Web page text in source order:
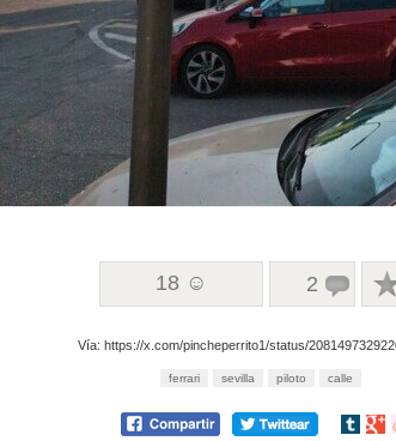
18 ☺ 2
Vía: https://x.com/pincheperrito1/status/
ferrari sevilla piloto calle